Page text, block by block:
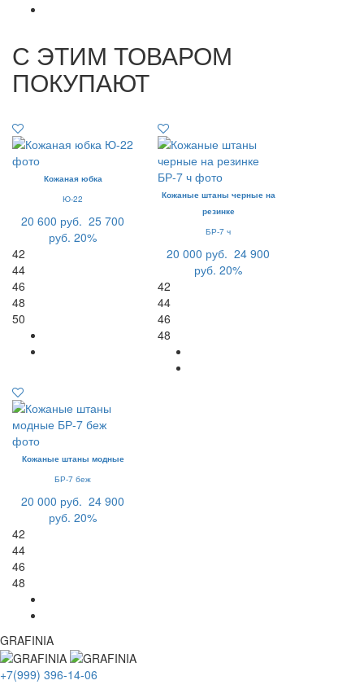
С ЭТИМ ТОВАРОМ
ПОКУПАЮТ
Кожаная юбка
Ю-22
20 600 руб. 25 700
руб. 20%
42
44
46
48
50
Кожаные штаны черные на
резинке
БР-7 ч
20 000 руб. 24 900
руб. 20%
42
44
46
48
Кожаные штаны модные
БР-7 беж
20 000 руб. 24 900
руб. 20%
42
44
46
48
GRAFINIA
+7(999) 396-14-06